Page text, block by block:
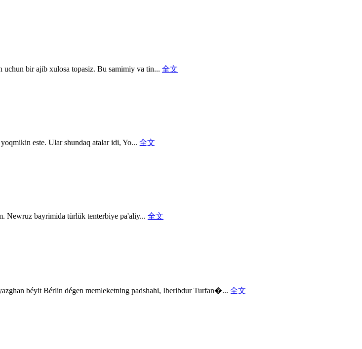
uchun bir ajib xulosa topasiz. Bu samimiy va tin... 全文
este. Ular shundaq atalar idi, Yo... 全文
Newruz bayrimida türlük tenterbiye pa'aliy... 全文
béyit Bérlin dégen memleketning padshahi, Iberibdur Turfan�... 全文